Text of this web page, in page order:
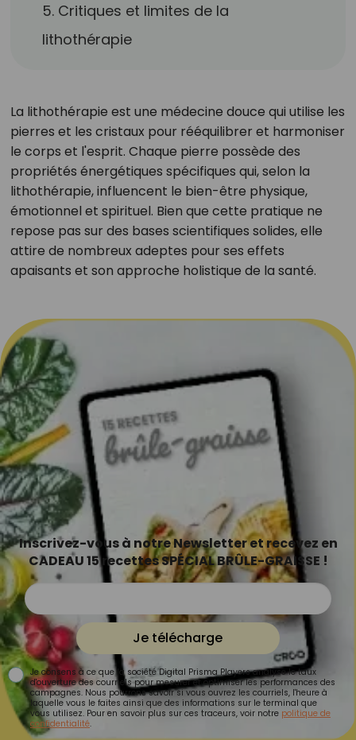
5. Critiques et limites de la
lithothérapie
La lithothérapie est une médecine douce qui utilise les
pierres et les cristaux pour rééquilibrer et harmoniser
le corps et l'esprit. Chaque pierre possède des
propriétés énergétiques spécifiques qui, selon la
lithothérapie, influencent le bien-être physique,
émotionnel et spirituel. Bien que cette pratique ne
repose pas sur des bases scientifiques solides, elle
attire de nombreux adeptes pour ses effets
apaisants et son approche holistique de la santé.
Inscrivez-vous à notre Newsletter et recevez en
CADEAU 15 recettes SPÉCIAL BRÛLE-GRAISSE !
Je télécharge
Je consens à ce que la société Digital Prisma Players analyse le taux
d'ouverture des courriels pour mesurer et optimiser les performances des
campagnes. Nous pourrons savoir si vous ouvrez les courriels, l'heure à
laquelle vous le faites ainsi que des informations sur le terminal que
vous utilisez. Pour en savoir plus sur ces traceurs, voir notre politique de
confidentialité.